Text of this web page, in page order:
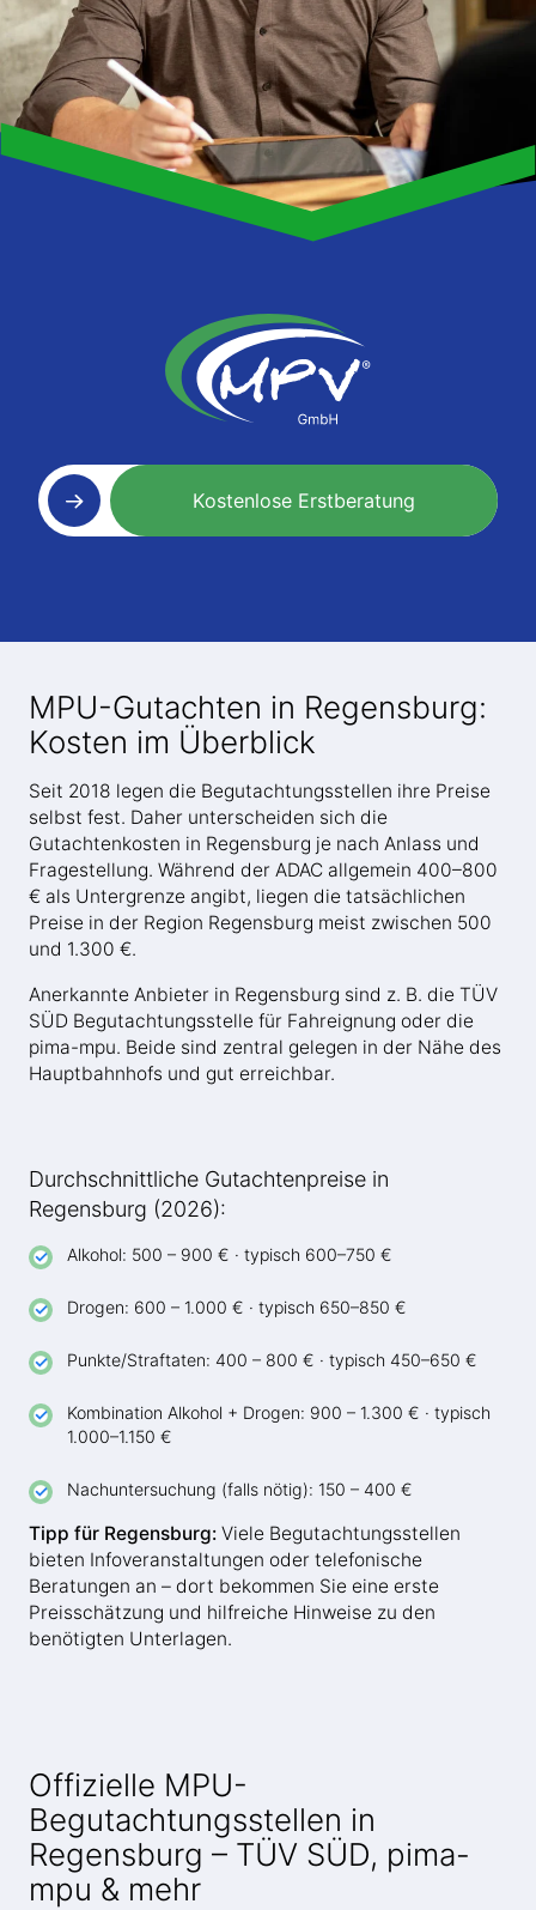
Kostenlose Erstberatung
MPU-Gutachten in Regensburg:
Kosten im Überblick
Seit 2018 legen die Begutachtungsstellen ihre Preise
selbst fest. Daher unterscheiden sich die
Gutachtenkosten in Regensburg je nach Anlass und
Fragestellung. Während der ADAC allgemein 400–800
€ als Untergrenze angibt, liegen die tatsächlichen
Preise in der Region Regensburg meist zwischen 500
und 1.300 €.
Anerkannte Anbieter in Regensburg sind z. B. die TÜV
SÜD Begutachtungsstelle für Fahreignung oder die
pima-mpu. Beide sind zentral gelegen in der Nähe des
Hauptbahnhofs und gut erreichbar.
Durchschnittliche Gutachtenpreise in
Regensburg (2026):
Alkohol: 500 – 900 € · typisch 600–750 €
Drogen: 600 – 1.000 € · typisch 650–850 €
Punkte/Straftaten: 400 – 800 € · typisch 450–650 €
Kombination Alkohol + Drogen: 900 – 1.300 € · typisch
1.000–1.150 €
Nachuntersuchung (falls nötig): 150 – 400 €
Tipp für Regensburg: Viele Begutachtungsstellen
bieten Infoveranstaltungen oder telefonische
Beratungen an – dort bekommen Sie eine erste
Preisschätzung und hilfreiche Hinweise zu den
benötigten Unterlagen.
Offizielle MPU-
Begutachtungsstellen in
Regensburg – TÜV SÜD, pima-
mpu & mehr